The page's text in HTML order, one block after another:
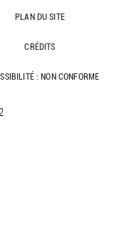
PLAN DU SITE
CRÉDITS
: NON CONFORME